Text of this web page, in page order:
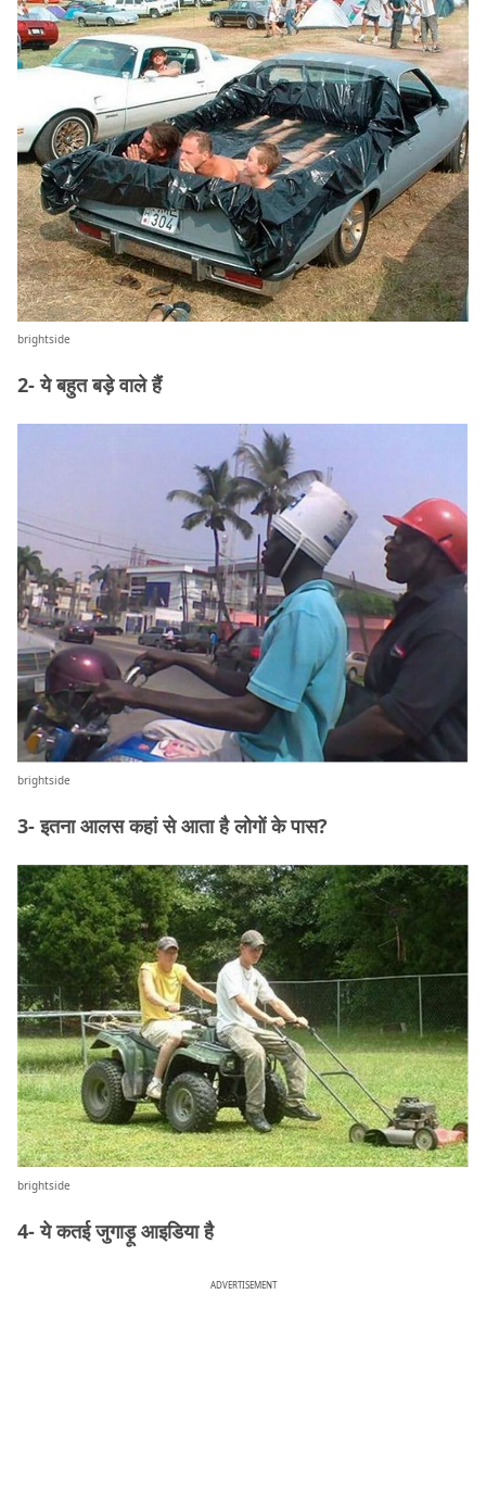
brightside
2- ये बहुत बड़े वाले हैं
brightside
3- इतना आलस कहां से आता है लोगों के पास?
brightside
4- ये कतई जुगाड़ू आइडिया है
ADVERTISEMENT